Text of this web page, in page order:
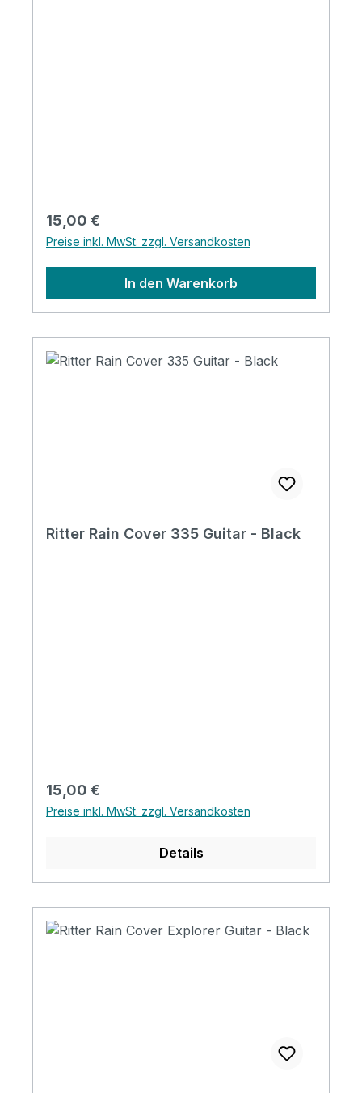
Regulärer Preis:
15,00 €
Preise inkl. MwSt. zzgl. Versandkosten
In den Warenkorb
Ritter Rain Cover 335 Guitar - Black
Regulärer Preis:
15,00 €
Preise inkl. MwSt. zzgl. Versandkosten
Details